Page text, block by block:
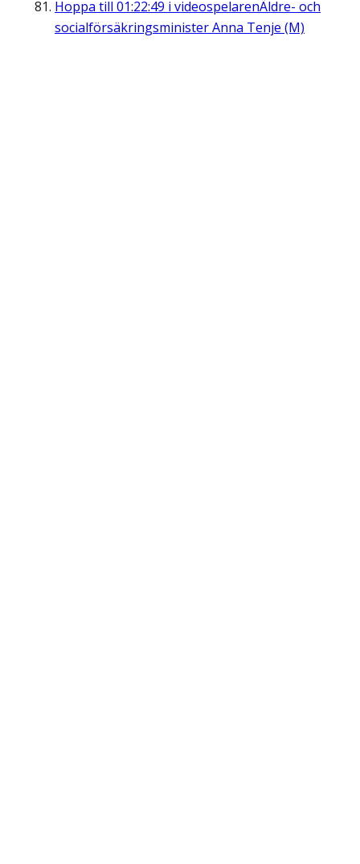
Hoppa till 01:22:49 i videospelarenÄldre- och
socialförsäkringsminister Anna Tenje (M)